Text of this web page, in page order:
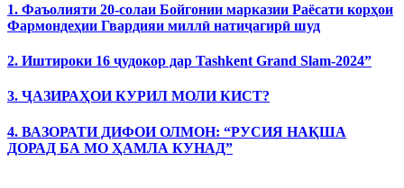
1. Фаъолияти 20-солаи Бойгонии марказии Раёсати корҳои
Фармондеҳии Гвардияи миллӣ натиҷагирӣ шуд
2. Иштироки 16 ҷудокор дар Tashkent Grand Slam-2024”
3. ҶАЗИРАҲОИ КУРИЛ МОЛИ КИСТ?
4. ВАЗОРАТИ ДИФОИ ОЛМОН: “РУСИЯ НАҚША
ДОРАД БА МО ҲАМЛА КУНАД”